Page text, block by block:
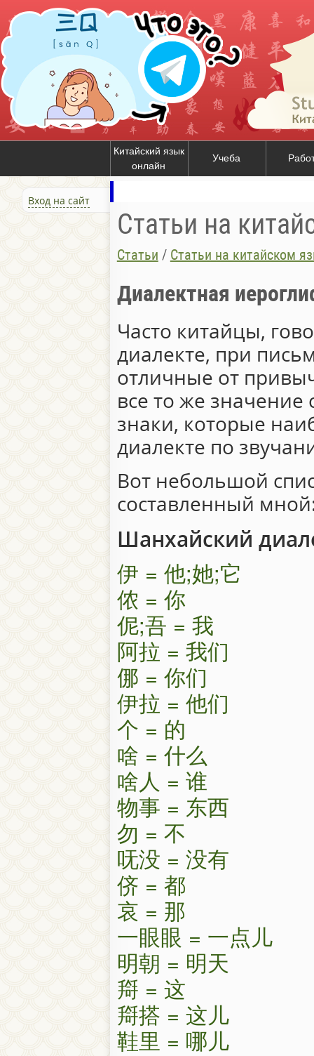
Китайский язык
онлайн
Учеба
Вход на сайт
Статьи на
Статьи / Статьи на китайском
Диалектная
Часто китайцы,
диалекте, при
отличные от
все то же значение
знаки, которые
диалекте по
Вот небольшой
составленный
Шанхайский
伊 = 他;她;它
侬 = 你
伲;吾 = 我
阿拉 = 我们
㑚 = 你们
伊拉 = 他们
个 = 的
啥 = 什么
啥人 = 谁
物事 = 东西
勿 = 不
呒没 = 没有
侪 = 都
哀 = 那
一眼眼 = 一点儿
明朝 = 明天
搿 = 这
搿搭 = 这儿
鞋里 = 哪儿